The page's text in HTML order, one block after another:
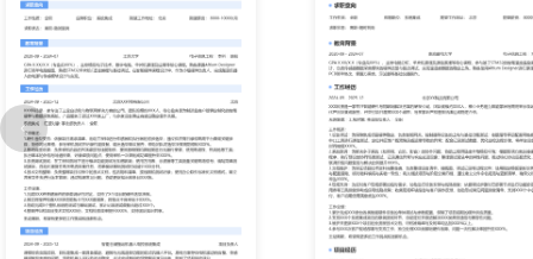
在XXX%以下。
5.量产支持与维护：跟踪小批量试产过程，处理PCBA贴片与整机组
生产作业指导书与故障排查手册，培训生产及售后团队；收集现场
题的根因分析并发布设计变更；通过持续优化，使得产品平均无故障
后技术支持成本下降XXX%。
6.团队协调与培训：作为技术接口人，协调结构、软件、采购及生产
内部技术分享，讲解新器件应用与常见问题解决方案；编写新人上
名初级工程师；建立部门知识库，积累典型设计案例XXX个，提升团
XXX%。